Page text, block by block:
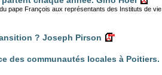
pape François aux représentants des Instituts de vie
? Joseph Pirson
des communautés locales à Poitiers.